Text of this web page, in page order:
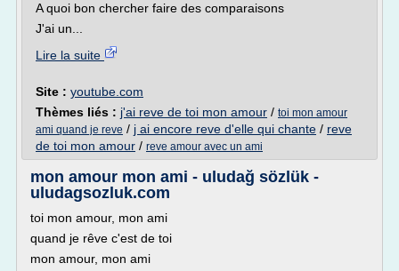
A quoi bon chercher faire des comparaisons
J'ai un...
Lire la suite
Site : youtube.com
Thèmes liés : j'ai reve de toi mon amour / toi mon amour
ami quand je reve / j ai encore reve d'elle qui chante / reve
de toi mon amour / reve amour avec un ami
mon amour mon ami - uludağ sözlük -
uludagsozluk.com
toi mon amour, mon ami
quand je rêve c'est de toi
mon amour, mon ami